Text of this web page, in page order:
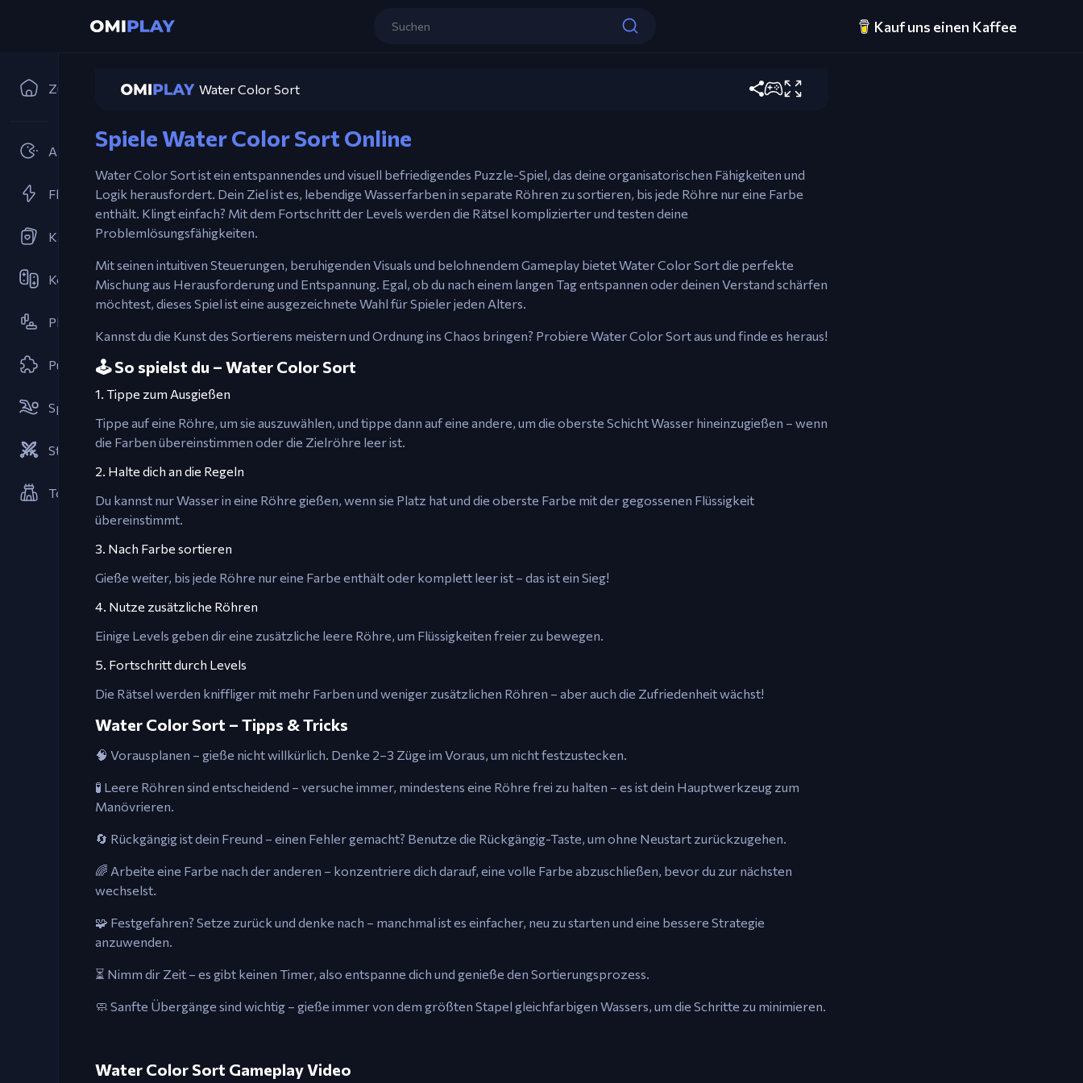
Kauf uns einen Kaffee
Zuhause
Arcades
Flash-Spiele
Kartenspiele
Kooperativ
Plattformspiel
Puzzle-Spiele
Sportspiele
Strategien
Tower Defense Spiele
Water Color Sort
Maus – Klicke, um gefärbtes Wasser zwischen Röhren
Spiele Water Color Sort Online
Water Color Sort ist ein entspannendes und visuell befriedigendes Puzzle-Spiel, das deine organisatorischen Fähigkeiten und
Logik herausfordert. Dein Ziel ist es, lebendige Wasserfarben in separate Röhren zu sortieren, bis jede Röhre nur eine Farbe
enthält. Klingt einfach? Mit dem Fortschritt der Levels werden die Rätsel komplizierter und testen deine
Problemlösungsfähigkeiten.
Mit seinen intuitiven Steuerungen, beruhigenden Visuals und belohnendem Gameplay bietet Water Color Sort die perfekte
Mischung aus Herausforderung und Entspannung. Egal, ob du nach einem langen Tag entspannen oder deinen Verstand schärfen
möchtest, dieses Spiel ist eine ausgezeichnete Wahl für Spieler jeden Alters.
Kannst du die Kunst des Sortierens meistern und Ordnung ins Chaos bringen? Probiere Water Color Sort aus und finde es heraus!
🕹️ So spielst du – Water Color Sort
1. Tippe zum Ausgießen
Tippe auf eine Röhre, um sie auszuwählen, und tippe dann auf eine andere, um die oberste Schicht Wasser hineinzugießen – wenn
die Farben übereinstimmen oder die Zielröhre leer ist.
2. Halte dich an die Regeln
Du kannst nur Wasser in eine Röhre gießen, wenn sie Platz hat und die oberste Farbe mit der gegossenen Flüssigkeit
übereinstimmt.
3. Nach Farbe sortieren
Gieße weiter, bis jede Röhre nur eine Farbe enthält oder komplett leer ist – das ist ein Sieg!
4. Nutze zusätzliche Röhren
Einige Levels geben dir eine zusätzliche leere Röhre, um Flüssigkeiten freier zu bewegen.
5. Fortschritt durch Levels
Die Rätsel werden kniffliger mit mehr Farben und weniger zusätzlichen Röhren – aber auch die Zufriedenheit wächst!
Water Color Sort – Tipps & Tricks
🧠 Vorausplanen – gieße nicht willkürlich. Denke 2–3 Züge im Voraus, um nicht festzustecken.
🧪 Leere Röhren sind entscheidend – versuche immer, mindestens eine Röhre frei zu halten – es ist dein Hauptwerkzeug zum
Manövrieren.
🔄 Rückgängig ist dein Freund – einen Fehler gemacht? Benutze die Rückgängig-Taste, um ohne Neustart zurückzugehen.
🌈 Arbeite eine Farbe nach der anderen – konzentriere dich darauf, eine volle Farbe abzuschließen, bevor du zur nächsten
wechselst.
🧩 Festgefahren? Setze zurück und denke nach – manchmal ist es einfacher, neu zu starten und eine bessere Strategie
anzuwenden.
⏳ Nimm dir Zeit – es gibt keinen Timer, also entspanne dich und genieße den Sortierungsprozess.
🧼 Sanfte Übergänge sind wichtig – gieße immer von dem größten Stapel gleichfarbigen Wassers, um die Schritte zu minimieren.
Water Color Sort Gameplay Video